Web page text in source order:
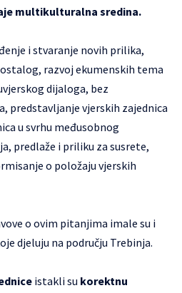
multikulturalna sredina.
i stvaranje novih prilika,
razvoj ekumenskih tema
dijaloga, bez
predstavljanje vjerskih zajednica
u svrhu međusobnog
predlaže i priliku za susrete,
o položaju vjerskih
o ovim pitanjima imale su i
djeluju na području Trebinja.
istakli su korektnu